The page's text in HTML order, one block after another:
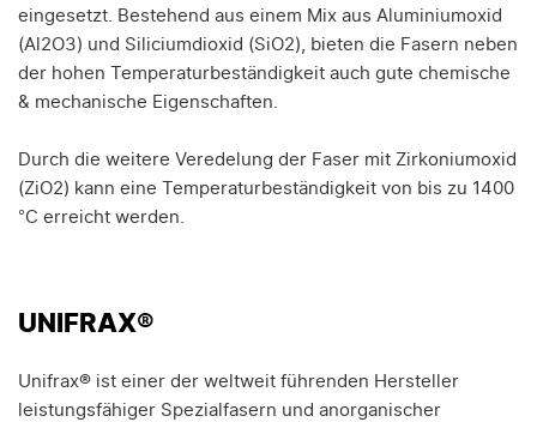
eingesetzt. Bestehend aus einem Mix aus Aluminiumoxid
(Al2O3) und Siliciumdioxid (SiO2), bieten die Fasern neben
der hohen Temperaturbeständigkeit auch gute chemische
& mechanische Eigenschaften.
Durch die weitere Veredelung der Faser mit Zirkoniumoxid
(ZiO2) kann eine Temperaturbeständigkeit von bis zu 1400
°C erreicht werden.
UNIFRAX®
Unifrax® ist einer der weltweit führenden Hersteller
leistungsfähiger Spezialfasern und anorganischer